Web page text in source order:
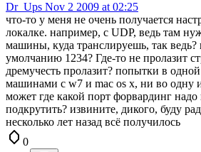
Dr_Ups Nov 2 2009 at 02:25
что-то у меня не очень получается
локалке. например, с UDP, ведь там
машины, куда транслируешь, так
умолчанию 1234? Где-то не пролазит
дремучесть пролазит? попытки в
машинами с w7 и mac os x, ни во одну
может где какой порт форвардинг
подкрутить? извините, дикого, буду
несколько лет назад всё получилось
0